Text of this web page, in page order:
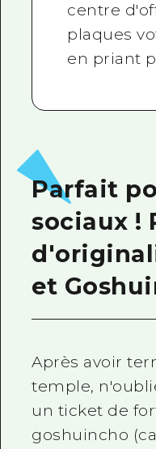
centre
plaques
en priant
Parfait
sociaux !
et
Après avoir
temple,
un ticket de
goshuincho